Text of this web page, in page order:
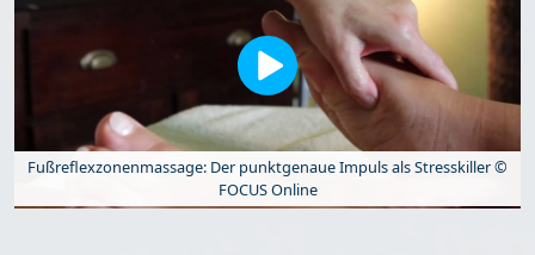
Fußreflexzonenmassage: Der punktgenaue Impuls als Stresskiller ©
FOCUS Online